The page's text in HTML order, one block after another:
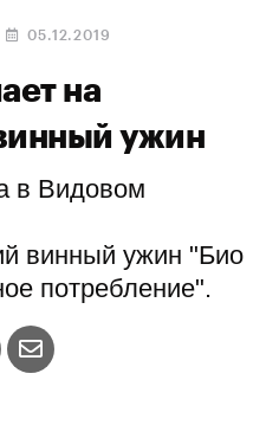
05.12.2019
на
ужин
в Видовом
винный ужин "Био
потребление".